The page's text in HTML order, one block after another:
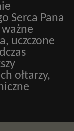
Serca Pana
uczczone
ołtarzy,